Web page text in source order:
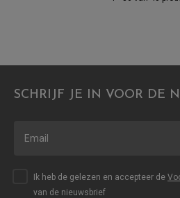
SCHRIJF JE IN VOOR DE
Ik heb de gelezen en accepteer de
van de nieuwsbrief